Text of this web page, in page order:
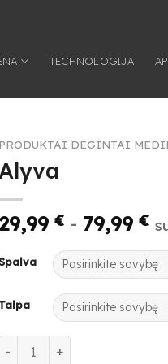
TECHNOLOGIJA
PRODUKTAI DEGINTAI
Alyva
29,99 € - 79,99 €
Talpa
produkto kiekis: Alyva